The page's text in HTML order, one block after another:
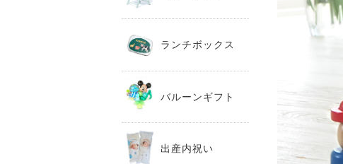
ランチボックス
バルーンギフト
出産内祝い